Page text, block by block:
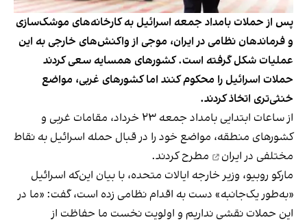
پس از حملات بامداد جمعه اسرائیل به کارخانه‌های موشک‌سازی
و فرماندهان نظامی در ایران، موجی از واکنش‌های خارجی به این
عملیات شکل گرفته است. کشورهای همسایه سعی کردند
حملات اسرائیل را محکوم کنند اما کشورهای غربی، مواضع
خنثی‌تری اتخاذ کردند.
از ساعات ابتدایی بامداد جمعه ۲۳ خرداد، مقامات غربی و
کشورهای منطقه، مواضع خود را در قبال حمله اسرائیل به نقاط
مختلفی در ایران
مطرح کردند.
مارکو روبیو، وزیر خارجه ایالات متحده، با بیان این‌که اسرائیل
«به‌طور یک‌جانبه» دست به اقدام نظامی زده است، گفت: «ما در
این حملات نقشی نداریم و اولویت نخست ما حفاظت از